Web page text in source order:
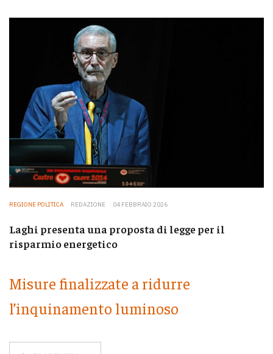
REGIONE POLITICA REDAZIONE 04 FEBBRAIO 2026
Laghi presenta una proposta di legge per il
risparmio energetico
Misure finalizzate a ridurre
l’inquinamento luminoso